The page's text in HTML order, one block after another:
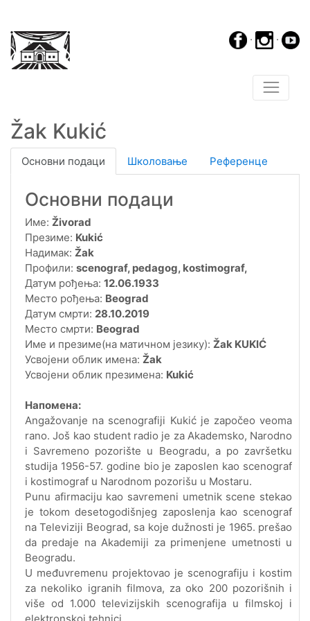
· ·
Žak Kukić
Основни подаци Школовање Референце
Основни подаци
Име: Živorad
Презиме: Kukić
Надимак: Žak
Профили: scenograf, pedagog, kostimograf,
Датум рођења: 12.06.1933
Место рођења: Beograd
Датум смрти: 28.10.2019
Место смрти: Beograd
Име и презиме(на матичном језику): Žak KUKIĆ
Усвојени облик имена: Žak
Усвојени облик презимена: Kukić
Напомена:
Angažovanje na scenografiji Kukić je započeo veoma
rano. Još kao student radio je za Akademsko, Narodno
i Savremeno pozorište u Beogradu, a po završetku
studija 1956-57. godine bio je zaposlen kao scenograf
i kostimograf u Narodnom pozorišu u Mostaru.
Punu afirmaciju kao savremeni umetnik scene stekao
je tokom desetogodišnjeg zaposlenja kao scenograf
na Televiziji Beograd, sa koje dužnosti je 1965. prešao
da predaje na Akademiji za primenjene umetnosti u
Beogradu.
U međuvremenu projektovao je scenografiju i kostim
za nekoliko igranih filmova, za oko 200 pozorišnih i
više od 1.000 televizijskih scenografija u filmskoj i
elektronskoj tehnici.